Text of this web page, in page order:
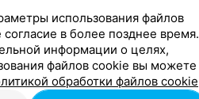
использования файлов
в более позднее время.
информации о целях,
файлов cookie вы можете
обработки файлов cookie